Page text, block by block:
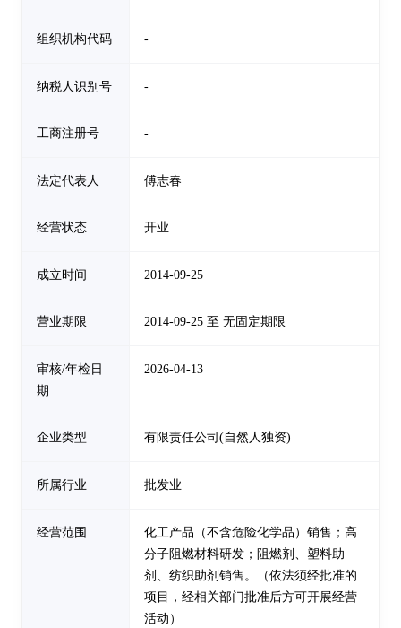
组织机构代码 -
纳税人识别号 -
工商注册号 -
法定代表人 傅志春
经营状态 开业
成立时间 2014-09-25
营业期限 2014-09-25 至 无固定期限
审核/年检日
期
2026-04-13
企业类型 有限责任公司(自然人独资)
所属行业 批发业
经营范围
化工产品（不含危险化学品）销售；高
分子阻燃材料研发；阻燃剂、塑料助
剂、纺织助剂销售。（依法须经批准的
项目，经相关部门批准后方可开展经营
活动）